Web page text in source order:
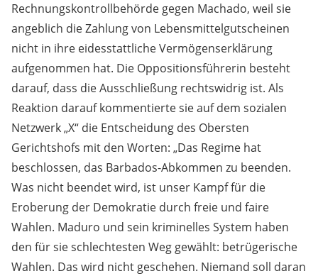
Rechnungskontrollbehörde gegen Machado, weil sie
angeblich die Zahlung von Lebensmittelgutscheinen
nicht in ihre eidesstattliche Vermögenserklärung
aufgenommen hat. Die Oppositionsführerin besteht
darauf, dass die Ausschließung rechtswidrig ist. Als
Reaktion darauf kommentierte sie auf dem sozialen
Netzwerk „X“ die Entscheidung des Obersten
Gerichtshofs mit den Worten: „Das Regime hat
beschlossen, das Barbados-Abkommen zu beenden.
Was nicht beendet wird, ist unser Kampf für die
Eroberung der Demokratie durch freie und faire
Wahlen. Maduro und sein kriminelles System haben
den für sie schlechtesten Weg gewählt: betrügerische
Wahlen. Das wird nicht geschehen. Niemand soll daran